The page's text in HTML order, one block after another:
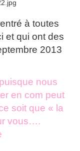
à toutes
et qui ont des
2013
nous
en com peut
soit que « la
vous….